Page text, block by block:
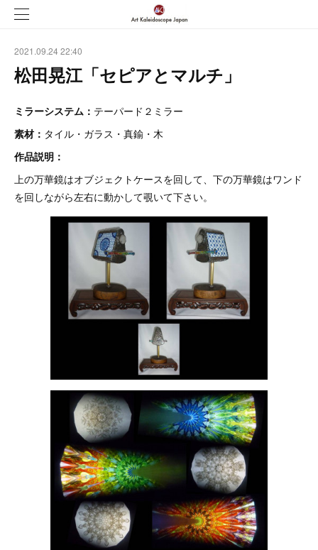
2021.09.24 22:40
松田晃江「セピアとマルチ」
ミラーシステム： テーパード２ミラー
素材： タイル・ガラス・真鍮・木
作品説明：
上の万華鏡はオブジェクトケースを回して、下の万華鏡はワンド
を回しながら左右に動かして覗いて下さい。